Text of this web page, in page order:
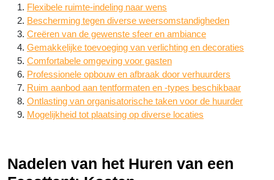
Flexibele ruimte-indeling naar wens
Bescherming tegen diverse weersomstandigheden
Creëren van de gewenste sfeer en ambiance
Gemakkelijke toevoeging van verlichting en decoraties
Comfortabele omgeving voor gasten
Professionele opbouw en afbraak door verhuurders
Ruim aanbod aan tentformaten en -types beschikbaar
Ontlasting van organisatorische taken voor de huurder
Mogelijkheid tot plaatsing op diverse locaties
Nadelen van het Huren van een